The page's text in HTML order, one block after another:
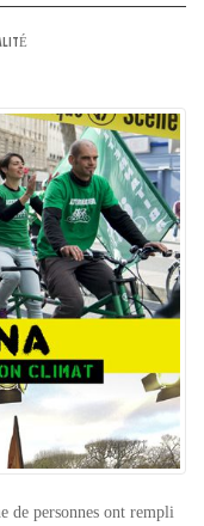
de personnes ont rempli